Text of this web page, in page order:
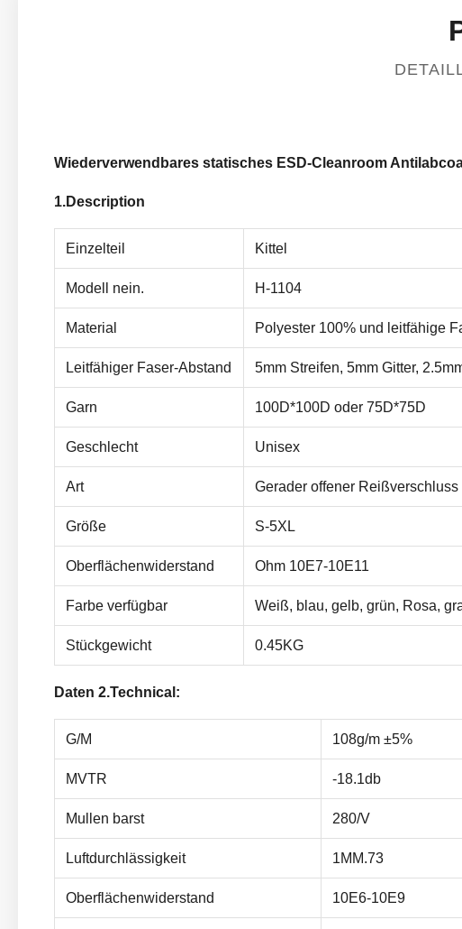
Wiederverwendbares statisches ESD-Cleanroom
1.Description
Einzelteil Kittel
Modell nein. H-1104
Material Polyester 100% und leitfähige
Leitfähiger Faser-Abstand 5mm Streifen, 5mm Gitter,
Garn 100D*100D oder 75D*75D
Geschlecht Unisex
Art Gerader offener Reißverschluss
Größe S-5XL
Oberflächenwiderstand Ohm 10E7-10E11
Farbe verfügbar Weiß, blau, gelb, grün, Rosa,
Stückgewicht 0.45KG
Daten 2.Technical:
G/M 108g/m ±5%
MVTR -18.1db
Mullen barst 280/V
Luftdurchlässigkeit 1MM.73
Oberflächenwiderstand 10E6-10E9